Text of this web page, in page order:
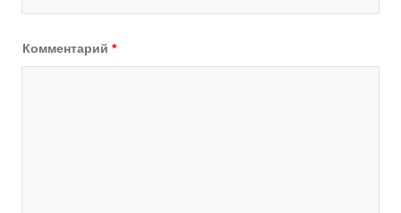
Комментарий *